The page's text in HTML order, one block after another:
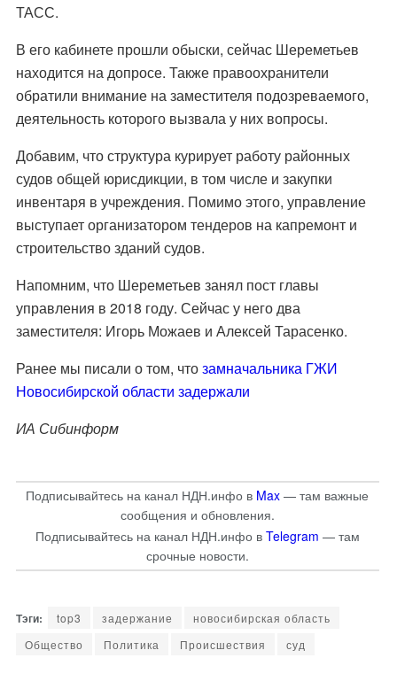
ТАСС.
В его кабинете прошли обыски, сейчас Шереметьев
находится на допросе. Также правоохранители
обратили внимание на заместителя подозреваемого,
деятельность которого вызвала у них вопросы.
Добавим, что структура курирует работу районных
судов общей юрисдикции, в том числе и закупки
инвентаря в учреждения. Помимо этого, управление
выступает организатором тендеров на капремонт и
строительство зданий судов.
Напомним, что Шереметьев занял пост главы
управления в 2018 году. Сейчас у него два
заместителя: Игорь Можаев и Алексей Тарасенко.
Ранее мы писали о том, чтозамначальника ГЖИ
Новосибирской области задержали
ИА Сибинформ
Подписывайтесь на канал НДН.инфо в Max — там важные
сообщения и обновления.
Подписывайтесь на канал НДН.инфо в Telegram — там
срочные новости.
top3 задержание
новосибирская область
Общество
Политика Происшествия суд